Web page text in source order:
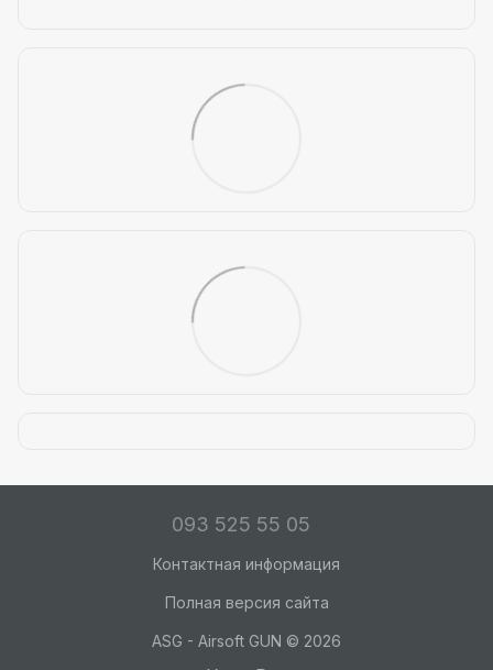
093 525 55 05
Контактная информация
Полная версия сайта
ASG - Airsoft GUN © 2026